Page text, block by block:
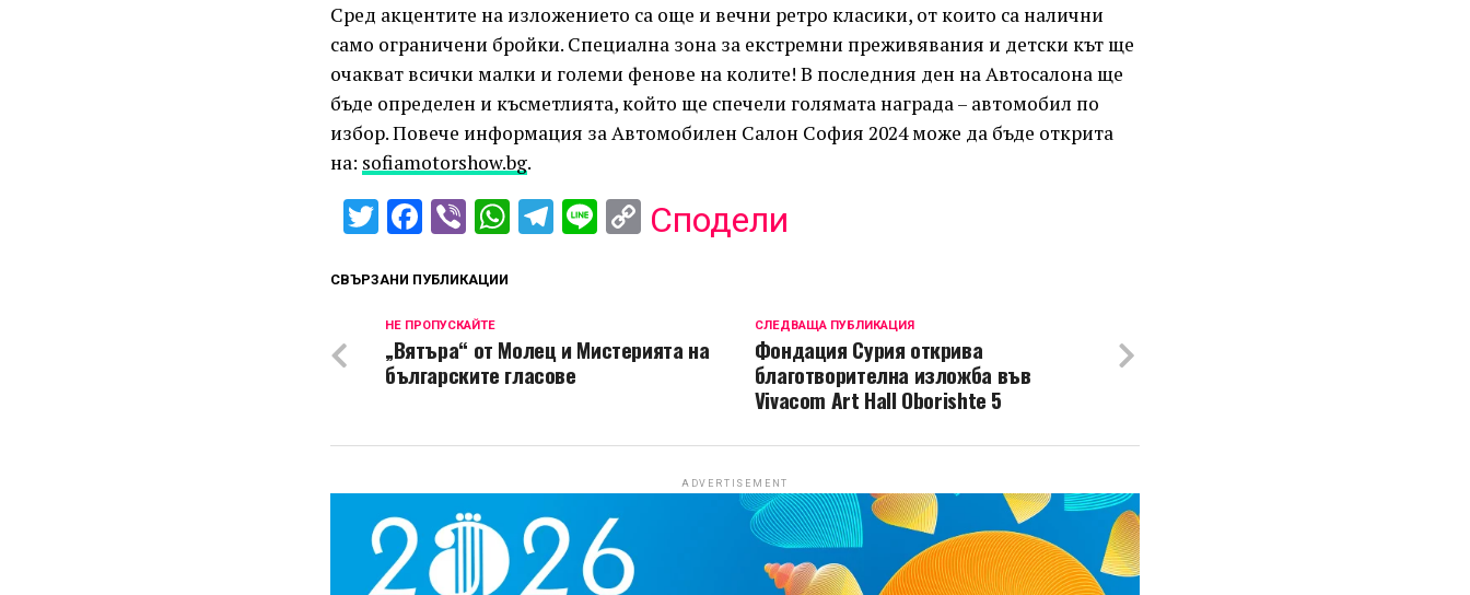
Сред акцентите на изложението са още и вечни ретро класики, от които са налични
само ограничени бройки. Специална зона за екстремни преживявания и детски кът ще
очакват всички малки и големи фенове на колите! В последния ден на Автосалона ще
бъде определен и късметлията, който ще спечели голямата награда – автомобил по
избор. Повече информация за Автомобилен Салон София 2024 може да бъде открита
на: sofiamotorshow.bg.
TwitterFacebook
ViberWhatsApp
Telegram
LineCopy
Сподели
СВЪРЗАНИ ПУБЛИКАЦИИ
СЛЕДВАЩА ПУБЛИКАЦИЯ
Фондация Сурия открива
благотворителна изложба във
Vivacom Art Hall Oborishte 5
НЕ ПРОПУСКАЙТЕ
„Вятъра“ от Молец и Мистерията на
българските гласове
ADVERTISEMENT